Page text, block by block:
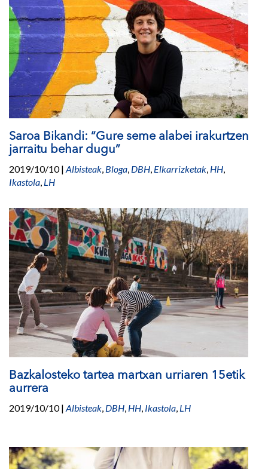
Saroa Bikandi: “Gure seme alabei irakurtzen
jarraitu behar dugu”
2019/10/10| Albisteak, Bloga, DBH, Elkarrizketak, HH,
Ikastola, LH
Bazkalosteko tartea martxan urriaren 15etik
aurrera
2019/10/10| Albisteak, DBH, HH, Ikastola, LH